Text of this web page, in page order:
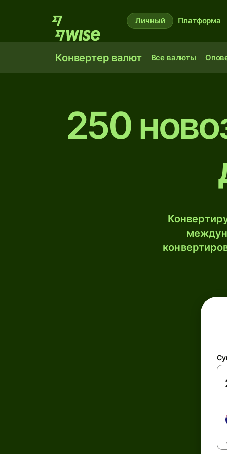
Личный Платформа
Конвертер валют Все валюты
250